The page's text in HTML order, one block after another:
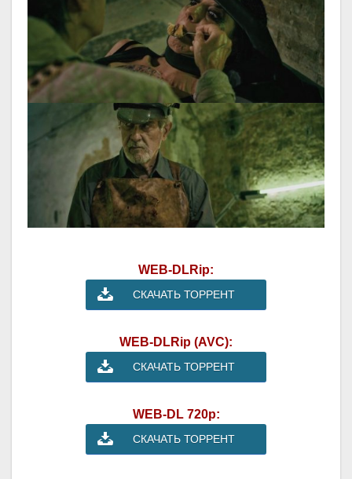
WEB-DLRip:
СКАЧАТЬ ТОРРЕНТ
WEB-DLRip (AVC):
СКАЧАТЬ ТОРРЕНТ
WEB-DL 720p:
СКАЧАТЬ ТОРРЕНТ